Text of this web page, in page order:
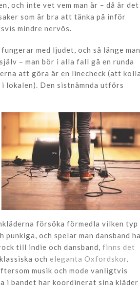
och inte vet vem man är – då är det
som är bra att tänka på inför
mindre nervös.
med ljudet, och så länge man
– man bör i alla fall gå en runda
att göra är en linecheck (att
lokalen). Den sistnämnda utförs
försöka förmedla vilken typ
punkiga, och spelar man dansband
till indie och dansband, finns det
och eleganta Oxfordskor.
musik och mode vanligtvis
i bandet har koordinerat sina